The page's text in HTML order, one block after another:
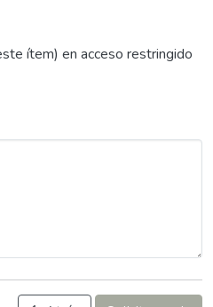
ítem) en acceso restringido